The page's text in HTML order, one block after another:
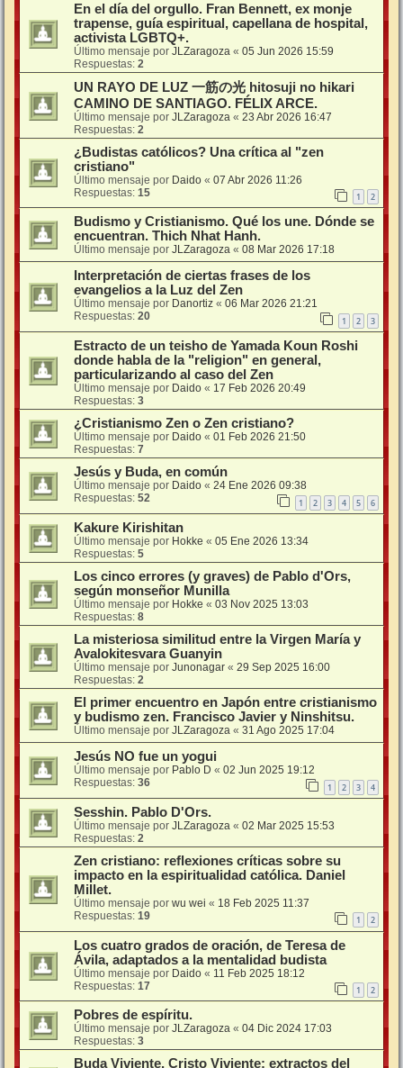
En el día del orgullo. Fran Bennett, ex monje
trapense, guía espiritual, capellana de hospital,
activista LGBTQ+.
Último mensaje por JLZaragoza « 05 Jun 2026 15:59
Respuestas: 2
UN RAYO DE LUZ 一筋の光 hitosuji no hikari
CAMINO DE SANTIAGO. FÉLIX ARCE.
Último mensaje por JLZaragoza « 23 Abr 2026 16:47
Respuestas: 2
¿Budistas católicos? Una crítica al "zen
cristiano"
Último mensaje por Daido « 07 Abr 2026 11:26
Respuestas: 15 1 2
Budismo y Cristianismo. Qué los une. Dónde se
encuentran. Thich Nhat Hanh.
Último mensaje por JLZaragoza « 08 Mar 2026 17:18
Interpretación de ciertas frases de los
evangelios a la Luz del Zen
Último mensaje por Danortiz « 06 Mar 2026 21:21
Respuestas: 20 1 2 3
Estracto de un teisho de Yamada Koun Roshi
donde habla de la "religion" en general,
particularizando al caso del Zen
Último mensaje por Daido « 17 Feb 2026 20:49
Respuestas: 3
¿Cristianismo Zen o Zen cristiano?
Último mensaje por Daido « 01 Feb 2026 21:50
Respuestas: 7
Jesús y Buda, en común
Último mensaje por Daido « 24 Ene 2026 09:38
Respuestas: 52 1 2 3 4 5 6
Kakure Kirishitan
Último mensaje por Hokke « 05 Ene 2026 13:34
Respuestas: 5
Los cinco errores (y graves) de Pablo d'Ors,
según monseñor Munilla
Último mensaje por Hokke « 03 Nov 2025 13:03
Respuestas: 8
La misteriosa similitud entre la Virgen María y
Avalokitesvara Guanyin
Último mensaje por Junonagar « 29 Sep 2025 16:00
Respuestas: 2
El primer encuentro en Japón entre cristianismo
y budismo zen. Francisco Javier y Ninshitsu.
Último mensaje por JLZaragoza « 31 Ago 2025 17:04
Jesús NO fue un yogui
Último mensaje por Pablo D « 02 Jun 2025 19:12
Respuestas: 36 1 2 3 4
Sesshin. Pablo D'Ors.
Último mensaje por JLZaragoza « 02 Mar 2025 15:53
Respuestas: 2
Zen cristiano: reflexiones críticas sobre su
impacto en la espiritualidad católica. Daniel
Millet.
Último mensaje por wu wei « 18 Feb 2025 11:37
Respuestas: 19 1 2
Los cuatro grados de oración, de Teresa de
Ávila, adaptados a la mentalidad budista
Último mensaje por Daido « 11 Feb 2025 18:12
Respuestas: 17 1 2
Pobres de espíritu.
Último mensaje por JLZaragoza « 04 Dic 2024 17:03
Respuestas: 3
Buda Viviente, Cristo Viviente: extractos del